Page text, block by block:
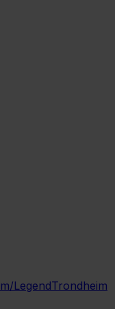
LegendTrondheim